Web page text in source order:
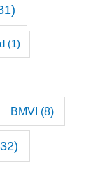
(1)
BMVI (8)